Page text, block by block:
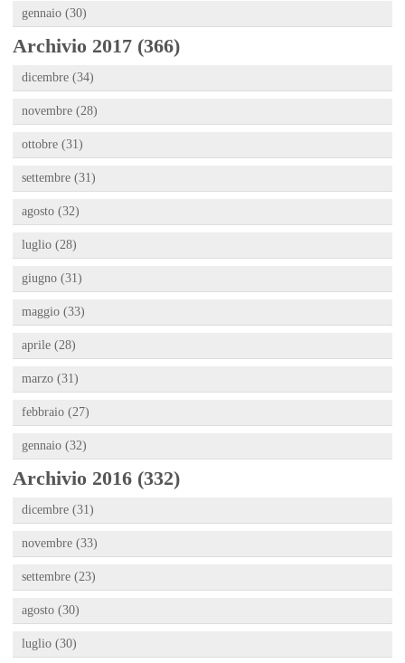
gennaio (30)
Archivio 2017 (366)
dicembre (34)
novembre (28)
ottobre (31)
settembre (31)
agosto (32)
luglio (28)
giugno (31)
maggio (33)
aprile (28)
marzo (31)
febbraio (27)
gennaio (32)
Archivio 2016 (332)
dicembre (31)
novembre (33)
settembre (23)
agosto (30)
luglio (30)